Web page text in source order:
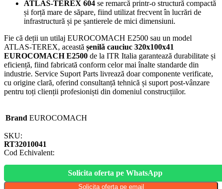
ATLAS-TEREX 604 se remarcă printr-o structură compactă
și forță mare de săpare, fiind utilizat frecvent în lucrări de
infrastructură și pe șantierele de mici dimensiuni.
Fie că deții un utilaj EUROCOMACH E2500 sau un model
ATLAS-TEREX, această șenilă cauciuc 320x100x41
EUROCOMACH E2500 de la ITR Italia garantează durabilitate și
eficiență, fiind fabricată conform celor mai înalte standarde din
industrie. Service Suport Parts livrează doar componente verificate,
cu origine clară, oferind consultanță tehnică și suport post-vânzare
pentru toți clienții profesioniști din domeniul construcțiilor.
Brand EUROCOMACH
SKU:
RT32010041
Cod Echivalent:
Solicita oferta pe WhatsApp
Solicita oferta pe email